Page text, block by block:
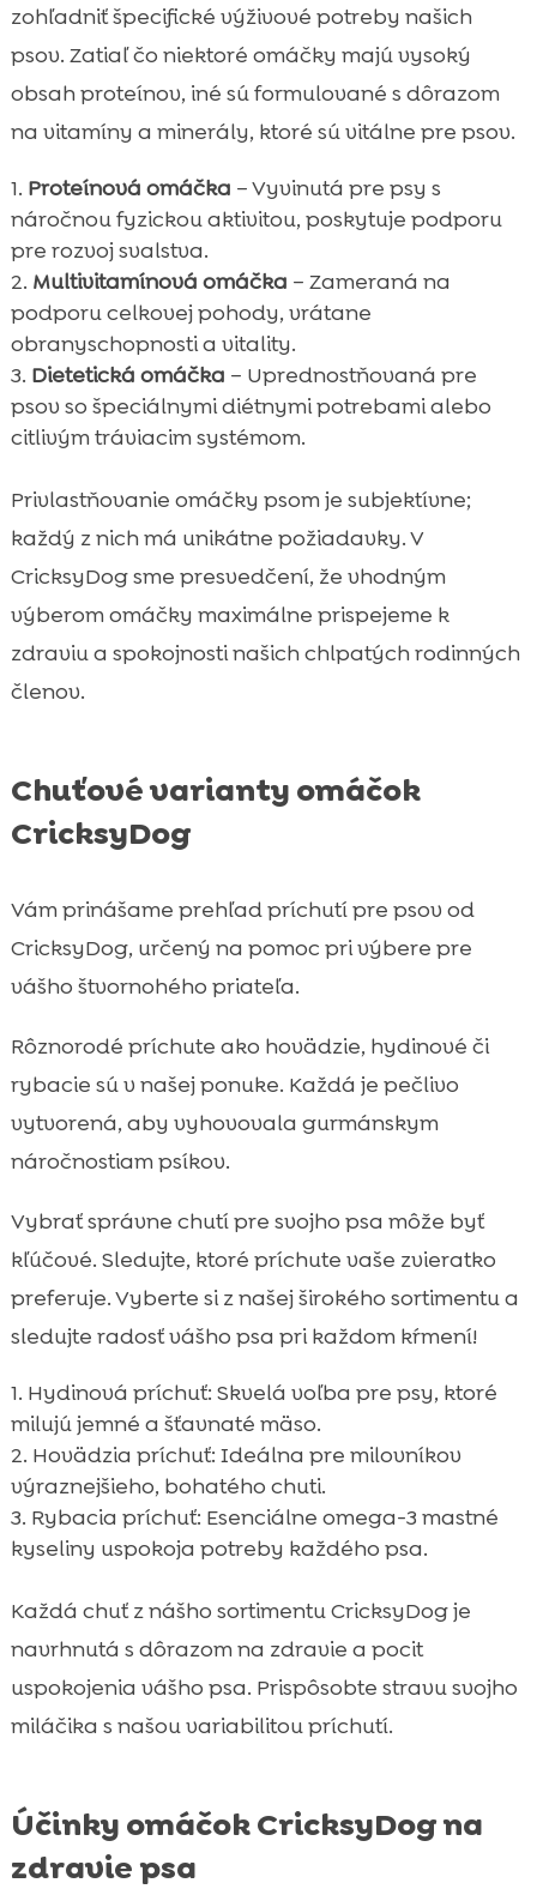
zohľadniť špecifické výživové potreby našich
psov. Zatiaľ čo niektoré omáčky majú vysoký
obsah proteínov, iné sú formulované s dôrazom
na vitamíny a minerály, ktoré sú vitálne pre psov.
Proteínová omáčka – Vyvinutá pre psy s
náročnou fyzickou aktivitou, poskytuje podporu
pre rozvoj svalstva.
Multivitamínová omáčka – Zameraná na
podporu celkovej pohody, vrátane
obranyschopnosti a vitality.
Dietetická omáčka – Uprednostňovaná pre
psov so špeciálnymi diétnymi potrebami alebo
citlivým tráviacim systémom.
Privlastňovanie omáčky psom je subjektívne;
každý z nich má unikátne požiadavky. V
CricksyDog sme presvedčení, že vhodným
výberom omáčky maximálne prispejeme k
zdraviu a spokojnosti našich chlpatých rodinných
členov.
Chuťové varianty omáčok
CricksyDog
Vám prinášame prehľad príchutí pre psov od
CricksyDog, určený na pomoc pri výbere pre
vášho štvornohého priateľa.
Rôznorodé príchute ako hovädzie, hydinové či
rybacie sú v našej ponuke. Každá je pečlivo
vytvorená, aby vyhovovala gurmánskym
náročnostiam psíkov.
Vybrať správne chutí pre svojho psa môže byť
kľúčové. Sledujte, ktoré príchute vaše zvieratko
preferuje. Vyberte si z našej širokého sortimentu a
sledujte radosť vášho psa pri každom kŕmení!
Hydinová príchuť: Skvelá voľba pre psy, ktoré
milujú jemné a šťavnaté mäso.
Hovädzia príchuť: Ideálna pre milovníkov
výraznejšieho, bohatého chuti.
Rybacia príchuť: Esenciálne omega-3 mastné
kyseliny uspokoja potreby každého psa.
Každá chuť z nášho sortimentu CricksyDog je
navrhnutá s dôrazom na zdravie a pocit
uspokojenia vášho psa. Prispôsobte stravu svojho
miláčika s našou variabilitou príchutí.
Účinky omáčok CricksyDog na
zdravie psa